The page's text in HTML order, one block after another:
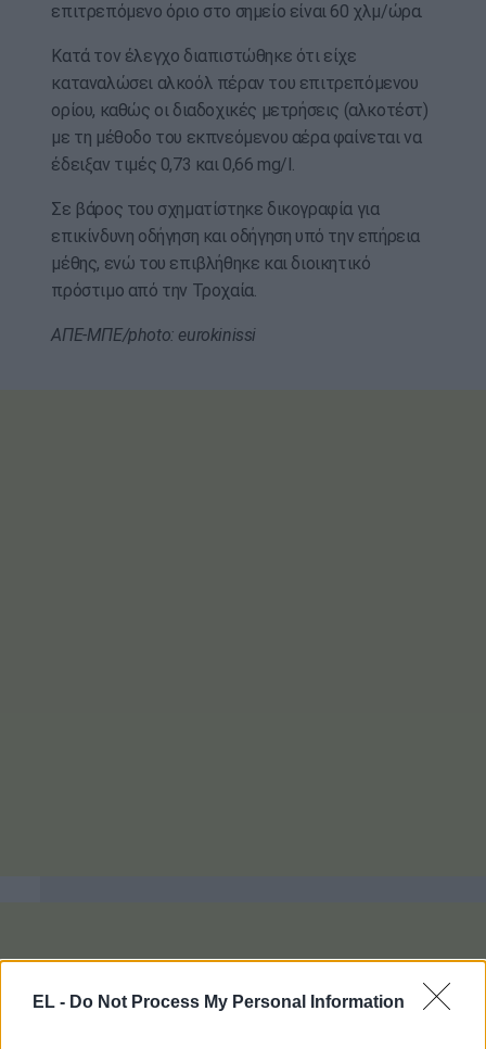
EL - Do Not Process My Personal Information
επιτρεπόμενο όριο στο σημείο είναι 60 χλμ/ώρα.
Κατά τον έλεγχο διαπιστώθηκε ότι είχε
καταναλώσει αλκοόλ πέραν του επιτρεπόμενου
ορίου, καθώς οι διαδοχικές μετρήσεις (αλκοτέστ)
με τη μέθοδο του εκπνεόμενου αέρα φαίνεται να
έδειξαν τιμές 0,73 και 0,66 mg/l.
Σε βάρος του σχηματίστηκε δικογραφία για
επικίνδυνη οδήγηση και οδήγηση υπό την επήρεια
μέθης, ενώ του επιβλήθηκε και διοικητικό
πρόστιμο από την Τροχαία.
ΑΠΕ-ΜΠΕ/photo: eurokinissi